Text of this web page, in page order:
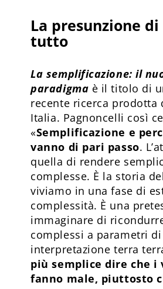
La presunzione di
tutto
La semplificazione: il
paradigma è il titolo di
recente ricerca prodotta
Italia. Pagnoncelli così
«Semplificazione e
vanno di pari passo.
quella di rendere
complesse. È la storia
viviamo in una fase di
complessità. È una
immaginare di
complessi a parametri di
interpretazione terra
più semplice dire che i
fanno male, piuttosto